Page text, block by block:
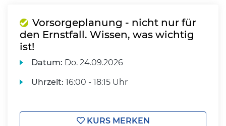
Vorsorgeplanung - nicht nur für
den Ernstfall. Wissen, was wichtig
ist!
Datum: Do. 24.09.2026
Uhrzeit: 16:00 - 18:15 Uhr
KURS MERKEN